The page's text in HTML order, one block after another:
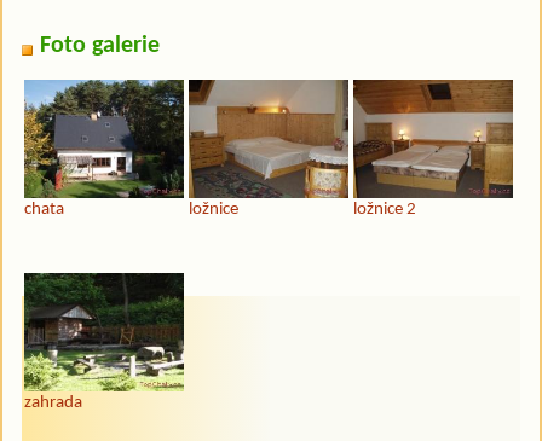
Foto galerie
chata ložnice ložnice 2
zahrada